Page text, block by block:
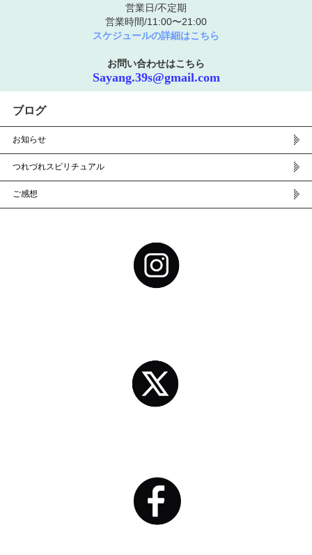
営業日/不定期
営業時間/11:00〜21:00
スケジュールの詳細はこちら
お問い合わせはこちら
Sayang.39s@gmail.com
ブログ
お知らせ
つれづれスピリチュアル
ご感想